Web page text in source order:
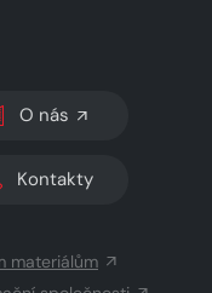
SVĚTLÝ/TMAVÝ REŽIM
O nás
Kontakty
materiálům